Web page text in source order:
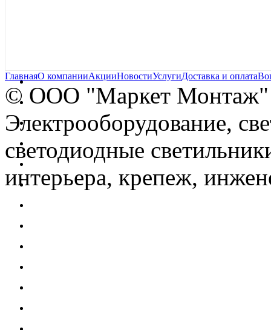
ГлавнаяО компанииАкцииНовостиУслугиДоставка и оплата
© OOO "Маркет Монтаж"
Электрооборудование,
светодиодные
интерьера, крепеж,